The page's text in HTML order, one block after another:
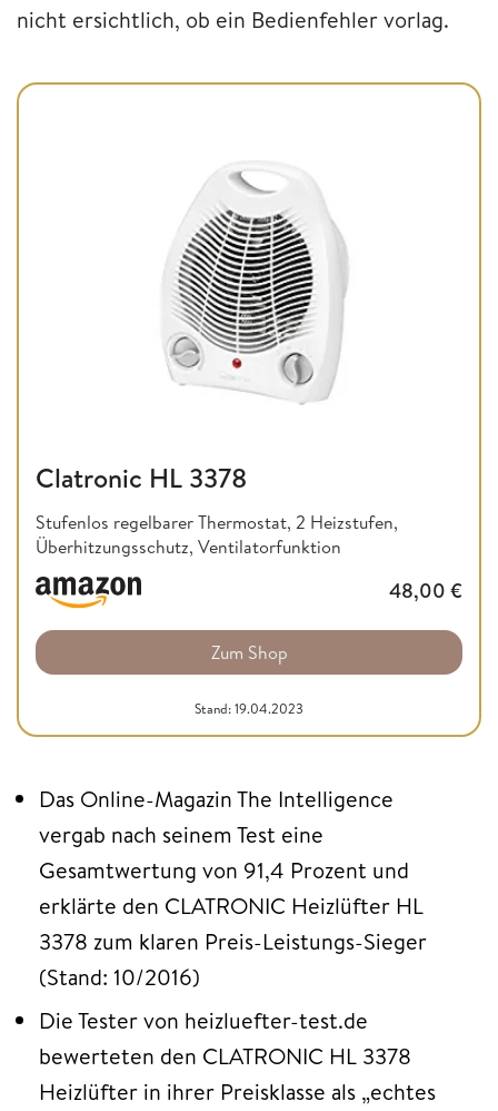
nicht ersichtlich, ob ein Bedienfehler vorlag.
Clatronic HL 3378
Stufenlos regelbarer Thermostat, 2 Heizstufen,
Überhitzungsschutz, Ventilatorfunktion
48,00 €
Zum Shop
Stand: 19.04.2023
Das Online-Magazin The Intelligence
vergab nach seinem Test eine
Gesamtwertung von 91,4 Prozent und
erklärte den CLATRONIC Heizlüfter HL
3378 zum klaren Preis-Leistungs-Sieger
(Stand: 10/2016)
Die Tester von heizluefter-test.de
bewerteten den CLATRONIC HL 3378
Heizlüfter in ihrer Preisklasse als „echtes